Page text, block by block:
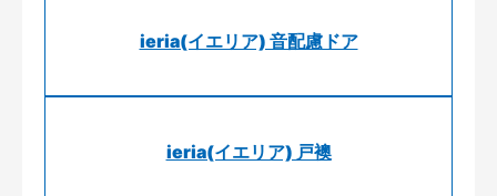
ieria(イエリア) 音配慮ドア
ieria(イエリア) 戸襖